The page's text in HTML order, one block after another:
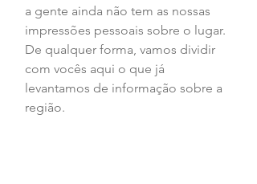
a gente ainda não tem as nossas
impressões pessoais sobre o lugar.
De qualquer forma, vamos dividir
com vocês aqui o que já
levantamos de informação sobre a
região.